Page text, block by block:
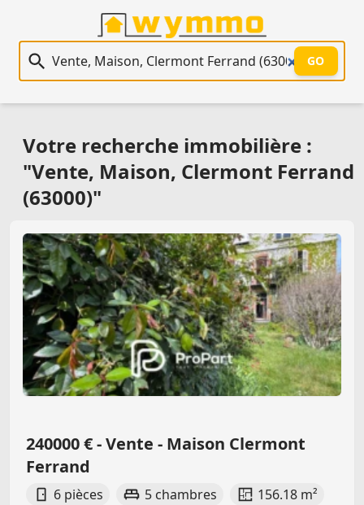
Recherche immobilière
GO
Votre recherche immobilière :
"Vente, Maison, Clermont Ferrand
(63000)"
240000 € - Vente - Maison Clermont
Ferrand
6 pièces 5 chambres 156.18 m²